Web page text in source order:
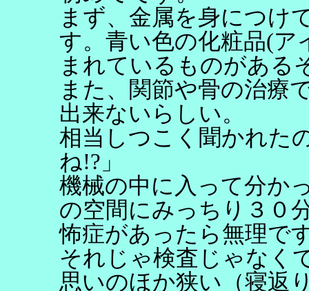
まず、金属を身につけ
す。青い色の化粧品(ア
まれているものがある
また、関節や骨の治療
出来ないらしい。
相当しつこく聞かれた
ね!?」
機械の中に入って分か
の空間にみっちり３０
怖症があったら無理で
それじゃ検査じゃなく
思いのほか狭い（寝返